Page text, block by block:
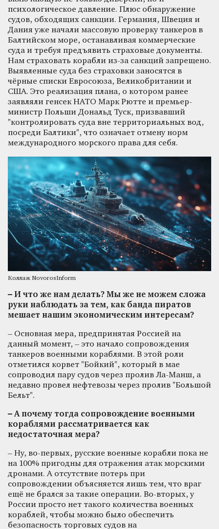
психологическое давление. Плюс обнаружение
судов, обходящих санкции. Германия, Швеция и
Дания уже начали массовую проверку танкеров в
Балтийском море, останавливая коммерческие
суда и требуя предъявить страховые документы.
Нам страховать корабли из-за санкций запрещено.
Выявленные суда без страховки заносятся в
чёрные списки Евросоюза, Великобритании и
США. Это реализация плана, о котором ранее
заявляли генсек НАТО Марк Рютте и премьер-
министр Польши Дональд Туск, призвавший
"контролировать суда вне территориальных вод,
посреди Балтики", что означает отмену норм
международного морского права для себя.
Коллаж NovorosInform
– И что же нам делать? Мы же не можем сложа
руки наблюдать за тем, как банда пиратов
мешает нашим экономическим интересам?
– Основная мера, предпринятая Россией на
данный момент, – это начало сопровождения
танкеров военными кораблями. В этой роли
отметился корвет "Бойкий", который в мае
сопроводил пару судов через пролив Ла-Манш, а
недавно провел нефтевозы через пролив "Большой
Бельт".
– А почему тогда сопровождение военными
кораблями рассматривается как
недостаточная мера?
– Ну, во-первых, русские военные корабли пока не
на 100% пригодны для отражения атак морскими
дронами. А отсутствие потерь при
сопровождении объясняется лишь тем, что враг
ещё не брался за такие операции. Во-вторых, у
России просто нет такого количества военных
кораблей, чтобы можно было обеспечить
безопасность торговых судов на